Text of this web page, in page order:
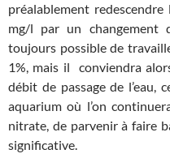
préalablement
mg/l par un changement
toujours possible de
1%, mais il conviendra
débit de passage de l’eau,
aquarium où l’on
nitrate, de parvenir à faire
significative.